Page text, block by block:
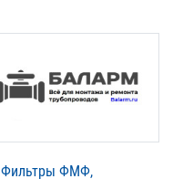
Фильтры ФМФ,